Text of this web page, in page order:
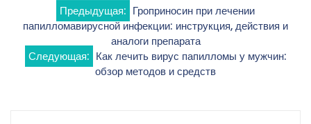
Навигация
по
записям
Предыдущая: Гроприносин при лечении
папилломавирусной инфекции: инструкция, действия и
аналоги препарата
Следующая: Как лечить вирус папилломы у мужчин:
обзор методов и средств